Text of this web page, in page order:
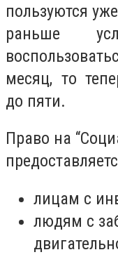
пользуются
раньше
месяц, то
до пяти.
Право на
лицам с
людям с